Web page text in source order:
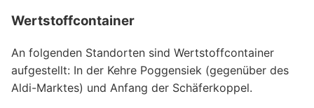
Wertstoffcontainer
An folgenden Standorten sind Wertstoffcontainer
aufgestellt: In der Kehre Poggensiek (gegenüber des
Aldi-Marktes) und Anfang der Schäferkoppel.